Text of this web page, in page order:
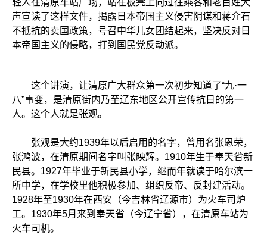
轻人在清原车站广场，站在板凳上向过往乘客和老百姓大
声宣读了这样文件，揭露日本帝国主义侵害阴谋和蒋介石
不抵抗的卖国政策，号召中华儿女团结起来，坚决反对日
本帝国主义的侵略，打到国民党反动派。
这个讲演，让清原广大群众第一次初步知道了“九·一
八”事变，是清原街内乃至辽东地区公开宣传抗日的第一
人。这个人就是张观。
张观是大约1939年以后启用的名字，曾用名张恩荣，
张鸿波，在清原期间名字叫张映辉。1910年生于奉天省新
民县。1927年毕业于新民县小学，继而年就读于哈尔滨一
所中学，在学校里他积极参加、组织反帝、反封建活动。
1928年至1930年在西安（今吉林省辽源市）为火车司炉
工。1930年5月来到奉天省（今辽宁省），在清原车站为
火车司机。